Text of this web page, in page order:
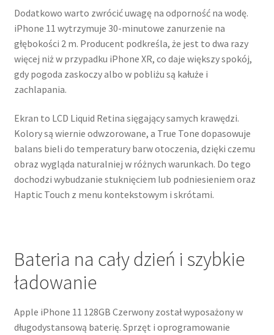
Dodatkowo warto zwrócić uwagę na odporność na wodę.
iPhone 11 wytrzymuje 30-minutowe zanurzenie na
głębokości 2 m. Producent podkreśla, że jest to dwa razy
więcej niż w przypadku iPhone XR, co daje większy spokój,
gdy pogoda zaskoczy albo w pobliżu są kałuże i
zachlapania.
Ekran to LCD Liquid Retina sięgający samych krawędzi.
Kolory są wiernie odwzorowane, a True Tone dopasowuje
balans bieli do temperatury barw otoczenia, dzięki czemu
obraz wygląda naturalniej w różnych warunkach. Do tego
dochodzi wybudzanie stuknięciem lub podniesieniem oraz
Haptic Touch z menu kontekstowym i skrótami.
Bateria na cały dzień i szybkie
ładowanie
Apple iPhone 11 128GB Czerwony został wyposażony w
długodystansową baterię. Sprzęt i oprogramowanie